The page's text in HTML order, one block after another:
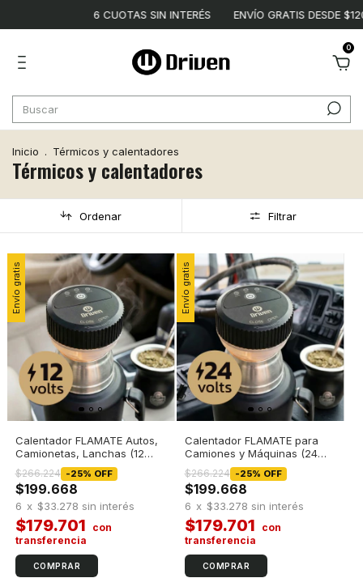
0
6 CUOTAS SIN INTERÉS ENVÍO GRATIS DESDE $120.000 2
Inicio . Térmicos y calentadores
Térmicos y calentadores
Ordenar Filtrar
Envío gratis
Calentador FLAMATE Autos,
Camionetas, Lanchas (12
volts)
$199.668
-25% OFF
$266.224
$179.701
6 x $33.278 sin interés
COMPRAR
Envío gratis
Calentador FLAMATE para
Camiones y Máquinas (24
Volts)
$199.668
-25% OFF
$266.224
$179.701
6 x $33.278 sin interés
COMPRAR